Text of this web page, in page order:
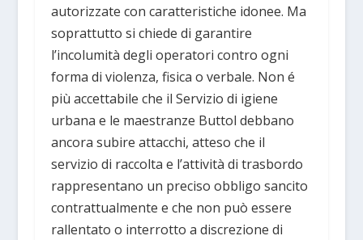
autorizzate con caratteristiche idonee. Ma
soprattutto si chiede di garantire
l’incolumità degli operatori contro ogni
forma di violenza, fisica o verbale. Non é
più accettabile che il Servizio di igiene
urbana e le maestranze Buttol debbano
ancora subire attacchi, atteso che il
servizio di raccolta e l’attività di trasbordo
rappresentano un preciso obbligo sancito
contrattualmente e che non può essere
rallentato o interrotto a discrezione di